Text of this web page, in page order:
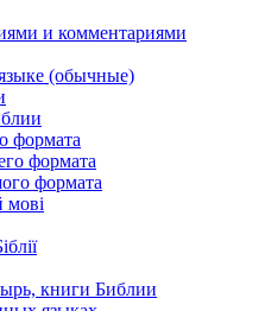
и комментариями
(обычные)
формата
формата
формата
мові
книги Библии